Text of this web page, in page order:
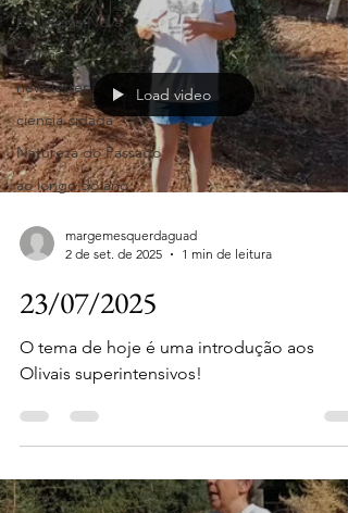
EB1 Porta Nova
EB1 Fojo
newsletter
ciencia cidadã
Natureza do Passado
ao longo do ano
Load video
margemesquerdaguad
2 de set. de 2025
1 min de leitura
23/07/2025
O tema de hoje é uma introdução aos
Olivais superintensivos!